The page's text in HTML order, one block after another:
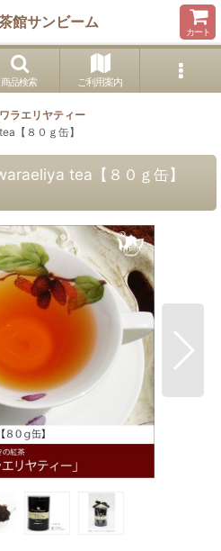
館サンビーム
カート
商品検索 ご利用案内
ラエリヤティー
【８０ｇ缶】
tea【８０ｇ缶】